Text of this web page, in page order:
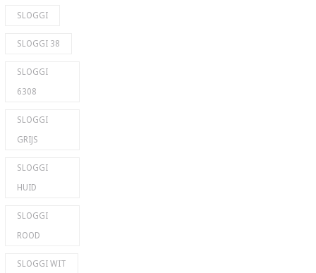
SLOGGI
SLOGGI 38
SLOGGI
6308
SLOGGI
GRIJS
SLOGGI
HUID
SLOGGI
ROOD
SLOGGI WIT